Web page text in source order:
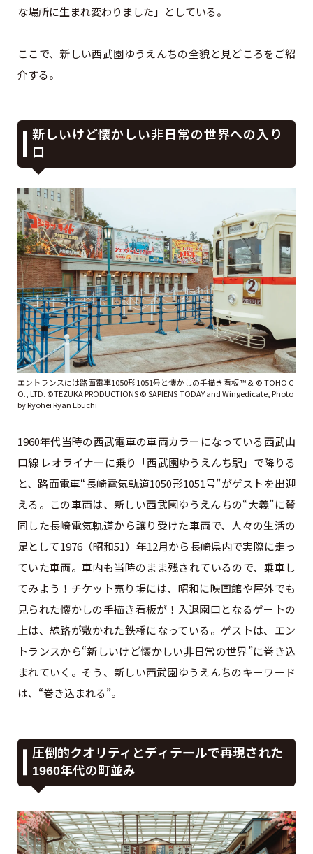
な場所に生まれ変わりました」としている。
ここで、新しい西武園ゆうえんちの全貌と見どころをご紹
介する。
新しいけど懐かしい非日常の世界への入り
口
エントランスには路面電車1050形1051号と懐かしの手描き看板 ™ & © TOHO C
O., LTD. ©TEZUKA PRODUCTIONS ©︎ SAPIENS TODAY and Wingedicate, Photo
by Ryohei Ryan Ebuchi
1960年代当時の西武電車の車両カラーになっている西武山
口線 レオライナーに乗り「西武園ゆうえんち駅」で降りる
と、路面電車“長崎電気軌道1050形1051号”がゲストを出迎
える。この車両は、新しい西武園ゆうえんちの“大義”に賛
同した長崎電気軌道から譲り受けた車両で、人々の生活の
足として1976（昭和51）年12月から長崎県内で実際に走っ
ていた車両。車内も当時のまま残されているので、乗車し
てみよう！チケット売り場には、昭和に映画館や屋外でも
見られた懐かしの手描き看板が！入退園口となるゲートの
上は、線路が敷かれた鉄橋になっている。ゲストは、エン
トランスから“新しいけど懐かしい非日常の世界”に巻き込
まれていく。そう、新しい西武園ゆうえんちのキーワード
は、“巻き込まれる”。
圧倒的クオリティとディテールで再現された
1960年代の町並み